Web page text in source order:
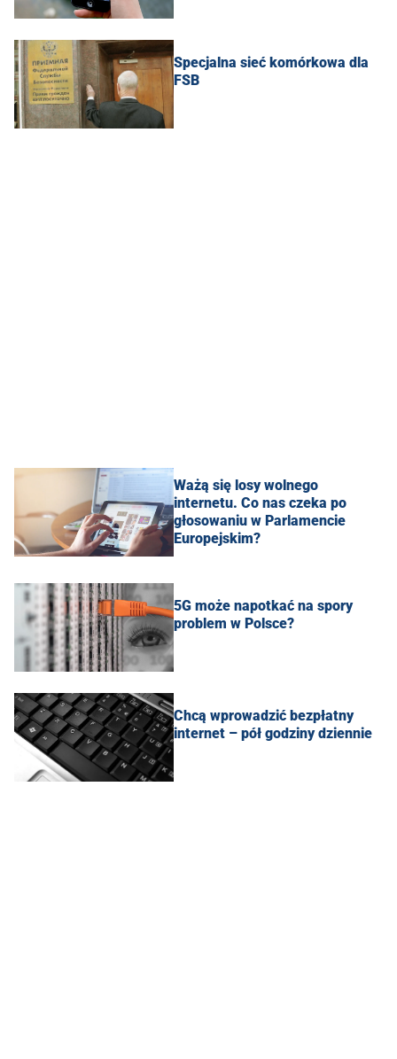
Specjalna sieć komórkowa dla
FSB
Ważą się losy wolnego
internetu. Co nas czeka po
głosowaniu w Parlamencie
Europejskim?
5G może napotkać na spory
problem w Polsce?
Chcą wprowadzić bezpłatny
internet – pół godziny dziennie